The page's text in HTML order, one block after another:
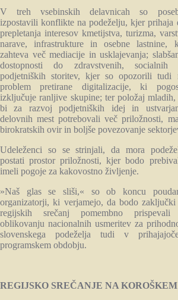
V treh vsebinskih delavnicah so
izpostavili konflikte na podeželju, kjer prihaja
prepletanja interesov kmetijstva, turizma,
narave, infrastrukture in osebne lastnine,
zahteva več mediacije in usklajevanja;
dostopnosti do zdravstvenih, socialnih
podjetniških storitev, kjer so opozorili tudi
problem pretirane digitalizacije, ki
izključuje ranljive skupine; ter položaj
bi za razvoj podjetniških idej in
delovnih mest potrebovali več priložnosti,
birokratskih ovir in boljše povezovanje
Udeleženci so se strinjali, da mora
postati prostor priložnosti, kjer bodo
imeli pogoje za kakovostno življenje.
»Naš glas se sliši,« so ob koncu
organizatorji, ki verjamejo, da bodo
regijskih srečanj pomembno
oblikovanju nacionalnih usmeritev za
slovenskega podeželja tudi v
programskem obdobju.
REGIJSKO SREČANJE NA KOROŠKEM